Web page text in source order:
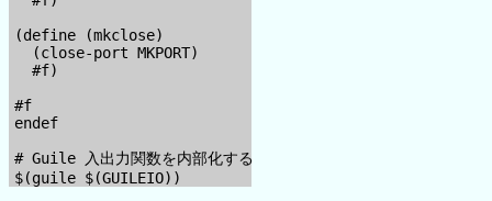
(define (mkclose)
  (close-port MKPORT)
  #f)
#f
endef
# Guile 入出力関数を内部化する